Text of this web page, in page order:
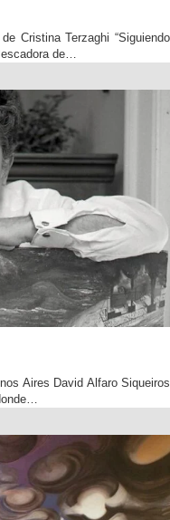
Cristina Terzaghi “Siguiendo
de…
Aires David Alfaro Siqueiros